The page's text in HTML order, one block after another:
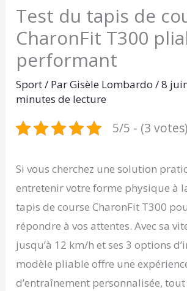
Test du tapis de
CharonFit T300
performant
Sport/ ParGisèle Lombardo/8
minutes de lecture
5/5 - (3 votes)
Si vous cherchez une solution
entretenir votre forme physique à
tapis de course CharonFit T300
répondre à vos attentes. Avec sa
jusqu’à 12 km/h et ses 3 options
modèle pliable offre une
d’entraînement personnalisée, tout